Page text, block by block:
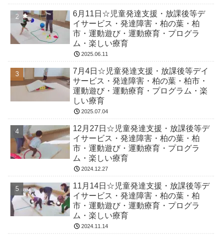
6月11日☆児童発達支援・放課後等デ
イサービス・発達障害・柏の葉・柏
市・運動遊び・運動療育・プログラ
ム・楽しい療育
2025.06.11
7月4日☆児童発達支援・放課後等デイ
サービス・発達障害・柏の葉・柏市・
運動遊び・運動療育・プログラム・楽
しい療育
2025.07.04
12月27日☆児童発達支援・放課後等デ
イサービス・発達障害・柏の葉・柏
市・運動遊び・運動療育・プログラ
ム・楽しい療育
2024.12.27
11月14日☆児童発達支援・放課後等デ
イサービス・発達障害・柏の葉・柏
市・運動遊び・運動療育・プログラ
ム・楽しい療育
2024.11.14